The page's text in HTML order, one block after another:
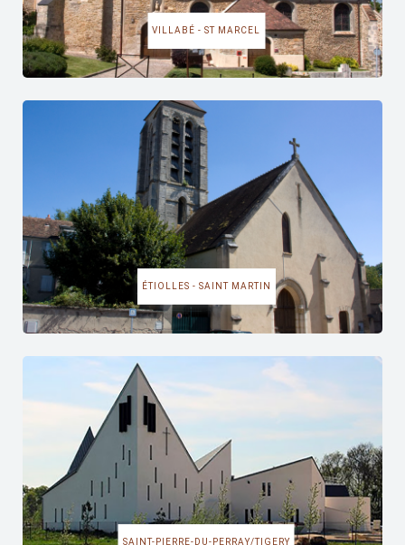
VILLABÉ - ST MARCEL
ÉTIOLLES - SAINT MARTIN
SAINT-PIERRE-DU-PERRAY/TIGERY